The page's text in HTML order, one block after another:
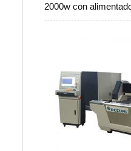
2000w con